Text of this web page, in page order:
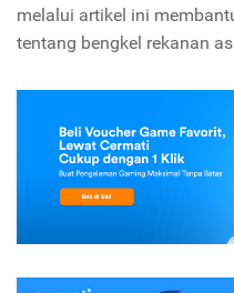
melalui artikel ini
tentang bengkel rekanan